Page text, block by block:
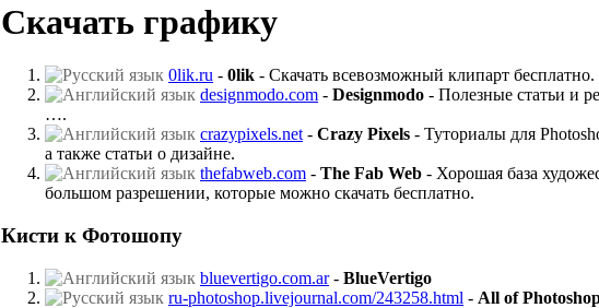
Скачать графику
0lik.ru - 0lik - Скачать всевозможный клипарт бесплатно.
designmodo.com - Designmodo - Полезные статьи и
….
crazypixels.net - Crazy Pixels - Туториалы для
а также статьи о дизайне.
thefabweb.com - The Fab Web - Хорошая база
большом разрешении, которые можно скачать бесплатно.
Кисти к Фотошопу
bluevertigo.com.ar- BlueVertigo
ru-photoshop.livejournal.com/243258.html - All of